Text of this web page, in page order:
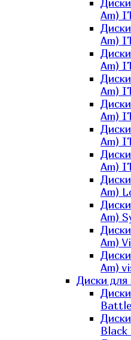
Am)
Am)
Am)
Am)
Am)
Am)
Am)
Am)
Am)
Am)
Am)
Диски для
Battle
Black